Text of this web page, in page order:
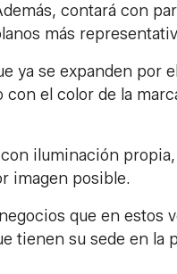
contará con
más
ya se expanden por
el color de la
iluminación
imagen posible.
que en estos
tienen su sede en la